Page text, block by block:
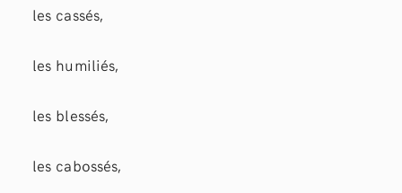
les cassés,
les humiliés,
les blessés,
les cabossés,